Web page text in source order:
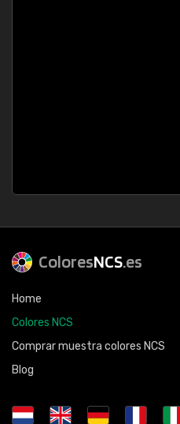
ColoresNCS.es
Home
Colores NCS
Comprar muestra colores NCS
Blog